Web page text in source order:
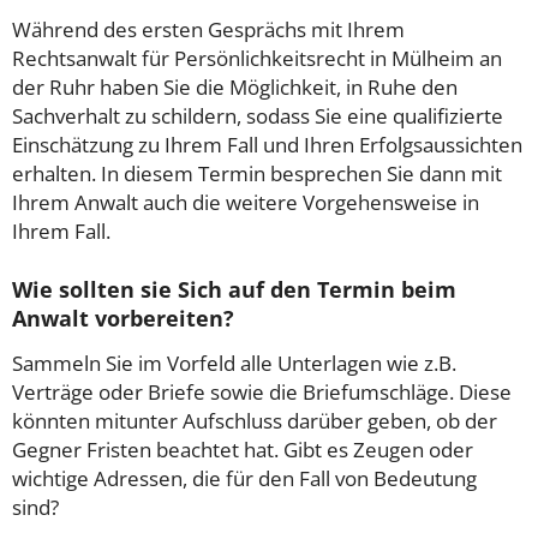
Während des ersten Gesprächs mit Ihrem
Rechtsanwalt für Persönlichkeitsrecht in Mülheim an
der Ruhr haben Sie die Möglichkeit, in Ruhe den
Sachverhalt zu schildern, sodass Sie eine qualifizierte
Einschätzung zu Ihrem Fall und Ihren Erfolgsaussichten
erhalten. In diesem Termin besprechen Sie dann mit
Ihrem Anwalt auch die weitere Vorgehensweise in
Ihrem Fall.
Wie sollten sie Sich auf den Termin beim
Anwalt vorbereiten?
Sammeln Sie im Vorfeld alle Unterlagen wie z.B.
Verträge oder Briefe sowie die Briefumschläge. Diese
könnten mitunter Aufschluss darüber geben, ob der
Gegner Fristen beachtet hat. Gibt es Zeugen oder
wichtige Adressen, die für den Fall von Bedeutung
sind?